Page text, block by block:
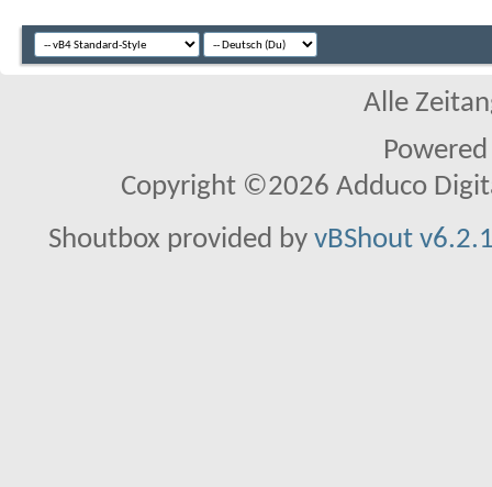
Alle
Copyright ©2026 Adduco
Shoutbox provided by vBShout